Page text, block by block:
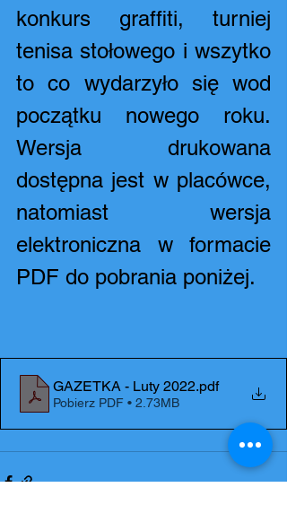
konkurs graffiti, turniej
tenisa stołowego i wszytko
to co wydarzyło się wod
początku nowego roku.
Wersja drukowana
dostępna jest w placówce,
natomiast wersja
elektroniczna w formacie
PDF do pobrania poniżej.
GAZETKA - Luty 2022.pdf
Pobierz PDF • 2.73MB